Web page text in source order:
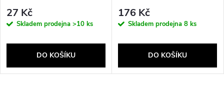
27 Kč
Skladem prodejna >10 ks
DO KOŠÍKU
176 Kč
Skladem prodejna 8 ks
DO KOŠÍKU